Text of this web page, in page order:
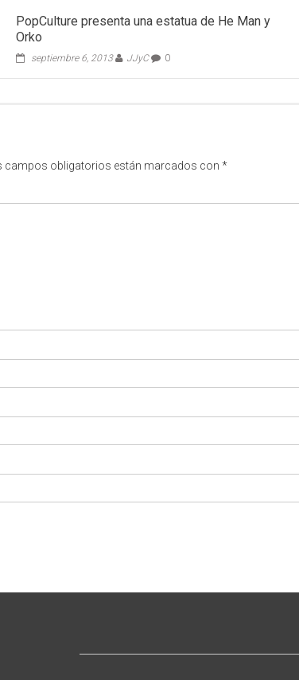
PopCulture presenta una estatua de He Man y
Orko
septiembre 6, 2013 JJyC 0
campos obligatorios están marcados con *